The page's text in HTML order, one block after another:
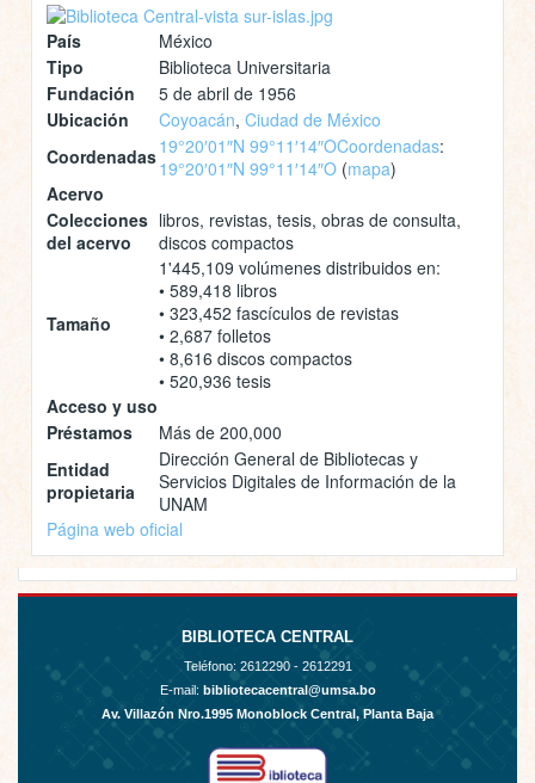
País
México
Tipo
Biblioteca Universitaria
Fundación
5 de abril de 1956
Ubicación
Coyoacán, Ciudad de México
Coordenadas19°20′01″N 99°11′14″OCoordenadas:
19°20′01″N 99°11′14″O (mapa)
Acervo
Colecciones
del acervo
libros, revistas, tesis, obras de consulta,
discos compactos
Tamaño
1'445,109 volúmenes distribuidos en:
• 589,418 libros
• 323,452 fascículos de revistas
• 2,687 folletos
• 8,616 discos compactos
• 520,936 tesis
Acceso y uso
Préstamos
Más de 200,000
Entidad
propietaria
Dirección General de Bibliotecas y
Servicios Digitales de Información de la
UNAM
Página web oficial
BIBLIOTECA CENTRAL
Teléfono: 2612290 - 2612291
E-mail: bibliotecacentral@umsa.bo
Av. Villazón Nro.1995 Monoblock Central, Planta Baja